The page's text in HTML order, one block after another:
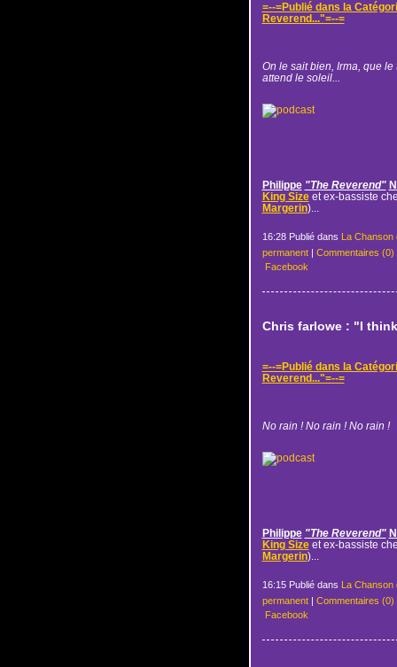
=--=Publié dans la
Reverend..."=--=
On le sait bien, Irma, que
attend le soleil...
Philippe "The Reverend"
King Sizeet ex-bassiste
Margerin)...
16:28 Publié dans La Chanson
permanent| Commentaires (0)
Facebook
Chris farlowe : "I
=--=Publié dans la
Reverend..."=--=
No rain ! No rain ! No rain !
Philippe "The Reverend"
King Sizeet ex-bassiste
Margerin)...
16:15 Publié dans La Chanson
permanent| Commentaires (0)
Facebook